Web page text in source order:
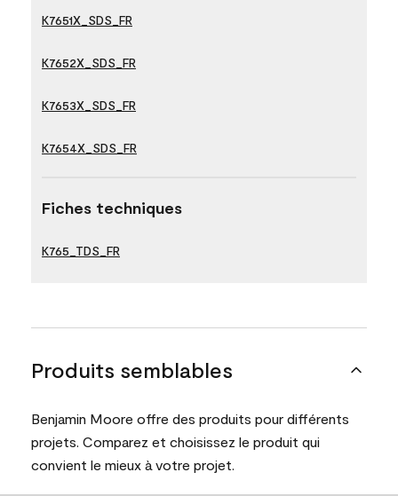
K7651X_SDS_FR
K7652X_SDS_FR
K7653X_SDS_FR
K7654X_SDS_FR
Fiches techniques
K765_TDS_FR
Produits semblables
Benjamin Moore offre des produits pour différents
projets. Comparez et choisissez le produit qui
convient le mieux à votre projet.